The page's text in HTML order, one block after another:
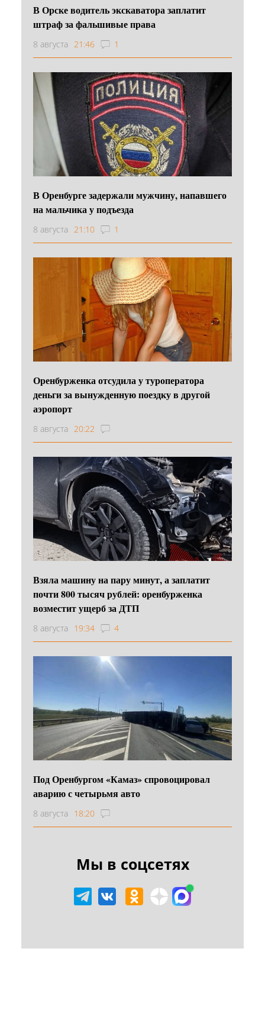
В Орске водитель экскаватора заплатит
штраф за фальшивые права
8 августа 21:46 1
В Оренбурге задержали мужчину, напавшего
на мальчика у подъезда
8 августа 21:10 1
Оренбурженка отсудила у туроператора
деньги за вынужденную поездку в другой
аэропорт
8 августа 20:22
Взяла машину на пару минут, а заплатит
почти 800 тысяч рублей: оренбурженка
возместит ущерб за ДТП
8 августа 19:34 4
Под Оренбургом «Камаз» спровоцировал
аварию с четырьмя авто
8 августа 18:20
Мы в соцсетях